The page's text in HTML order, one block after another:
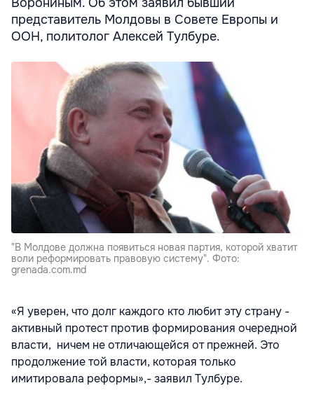
представитель Молдовы в Совете Европы и
ООН, политолог Алексей Тулбуре.
"В Молдове должна появиться новая партия, которой хватит
воли реформировать правовую систему". Фото:
grenada.com.md
«Я уверен, что долг каждого кто любит эту страну -
активный протест против формирования очередной
власти, ничем не отличающейся от прежней. Это
продолжение той власти, которая только
имитировала реформы»,- заявил Тулбуре.